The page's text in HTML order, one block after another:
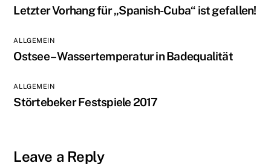
Letzter Vorhang für „Spanish-Cuba“ ist gefallen!
ALLGEMEIN
Ostsee – Wassertemperatur in Badequalität
ALLGEMEIN
Störtebeker Festspiele 2017
Leave a Reply